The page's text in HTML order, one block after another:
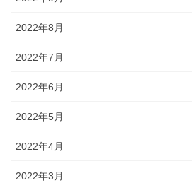
2022年8月
2022年7月
2022年6月
2022年5月
2022年4月
2022年3月